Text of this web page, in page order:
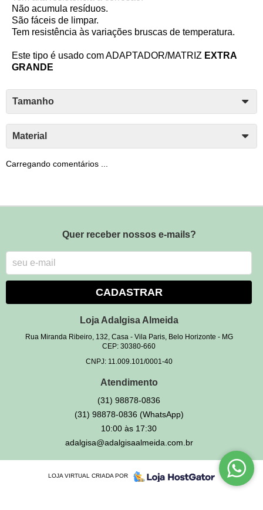
Não acumula resíduos.
São fáceis de limpar.
Tem resistência às variações bruscas de temperatura.
Este tipo é usado com ADAPTADOR/MATRIZ EXTRA
GRANDE
Tamanho
Material
Carregando comentários ...
Quer receber nossos e-mails?
CADASTRAR
Loja Adalgisa Almeida
Rua Miranda Ribeiro, 132, Casa- Vila Paris, Belo Horizonte - MG
CEP: 30380-660
CNPJ: 11.009.101/0001-40
Atendimento
(31) 98878-0836
(31) 98878-0836 (WhatsApp)
10:00 às 17:30
adalgisa@adalgisaalmeida.com.br
LOJA VIRTUAL CRIADA POR